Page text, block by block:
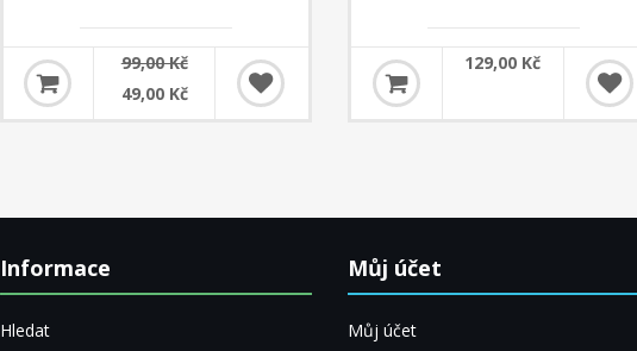
99,00 Kč
49,00 Kč
129,00 Kč
Informace
Hledat
Můj účet
Můj účet